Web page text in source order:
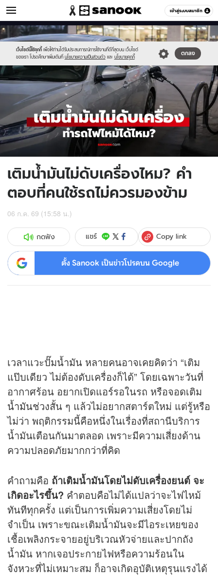
เข้าสู่ระบบสมาชิก
รถยนต์ หมวดอื่นๆ
เว็บไซต์นี้ใช้คุกกี้ เพื่อให้ท่านได้รับประสบการณ์การใช้งานที่ดีที่สุดบน เว็บไซต์
ของเรา โปรดศึกษาเพิ่มเติมที่ นโยบายความเป็นส่วนตัว และ นโยบายคุกกี้
ตกลง
Sanook
//s.isanook.com/sr/0/images/logo-
new-
sanook.png
600
60
//s.isanook.com/au/0/ud/20/100151/filoli.jpg
เติมน้ำมันไม่ดับเครื่องไหม? คำ
ตอบที่คนใช้รถไม่ควรมองข้าม
06 ก.ค. 69 (15:58 น.)
กดฟัง แชร์ Copy link
ตั้ง Sanook เป็นข่าวโปรดบน Google
เวลาแวะปั๊มน้ำมัน หลายคนอาจเคยคิดว่า “เติม
แป๊บเดียว ไม่ต้องดับเครื่องก็ได้” โดยเฉพาะวันที่
อากาศร้อน อยากเปิดแอร์รอในรถ หรือจอดเติม
น้ำมันช่วงสั้น ๆ แล้วไม่อยากสตาร์ตใหม่ แต่รู้หรือ
ไม่ว่า พฤติกรรมนี้คือหนึ่งในเรื่องที่สถานีบริการ
น้ำมันเตือนกันมาตลอด เพราะมีความเสี่ยงด้าน
ความปลอดภัยมากกว่าที่คิด
คำถามคือ ถ้าเติมน้ำมันโดยไม่ดับเครื่องยนต์ จะ
เกิดอะไรขึ้น? คำตอบคือไม่ได้แปลว่าจะไฟไหม้
ทันทีทุกครั้ง แต่เป็นการเพิ่มความเสี่ยงโดยไม่
จำเป็น เพราะขณะเติมน้ำมันจะมีไอระเหยของ
เชื้อเพลิงกระจายอยู่บริเวณหัวจ่ายและปากถัง
น้ำมัน หากเจอประกายไฟหรือความร้อนใน
จังหวะที่ไม่เหมาะสม ก็อาจเกิดอุบัติเหตุรุนแรงได้